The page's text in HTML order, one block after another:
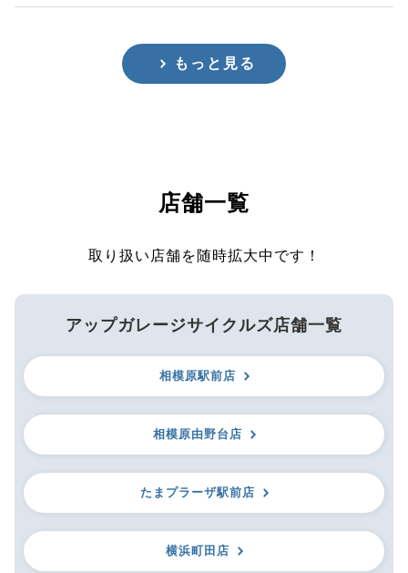
もっと見る
店舗一覧
取り扱い店舗を随時拡大中です！
アップガレージサイクルズ店舗一覧
相模原駅前店
相模原由野台店
たまプラーザ駅前店
横浜町田店